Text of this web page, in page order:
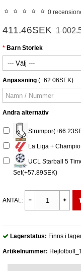
0
411.46SEK 1
Barn Storlek
Anpassning (+62.06SEK)
Andra alternativ
La Liga +
UCL Starball 5
Set(+57.89SEK)
ANTAL:
Lagerstatus: Finns i
Artikelnummer: